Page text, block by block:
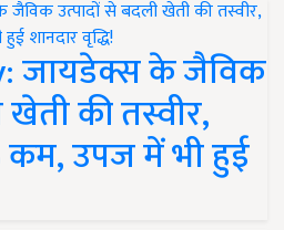
जायडेक्स के जैविक
की तस्वीर,
उपज में भी हुई